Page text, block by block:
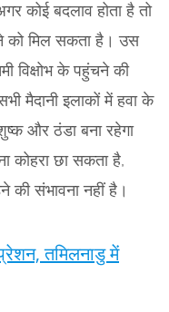
कोई बदलाव होता है तो
मिल सकता है। उस
विक्षोभ के पहुंचने की
मैदानी इलाकों में हवा के
और ठंडा बना रहेगा
कोहरा छा सकता है,
की संभावना नहीं है।
तमिलनाडु में